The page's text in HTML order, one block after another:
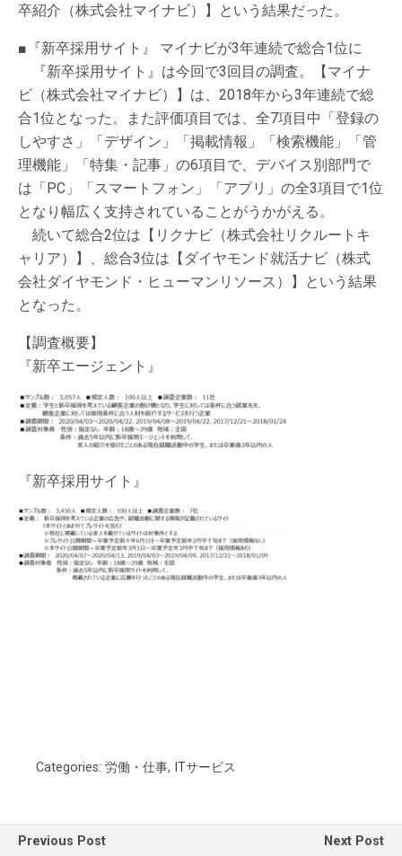
卒紹介（株式会社マイナビ）】という結果だった。
■『新卒採用サイト』 マイナビが3年連続で総合1位に
『新卒採用サイト』は今回で3回目の調査。【マイナ
ビ（株式会社マイナビ）】は、2018年から3年連続で総
合1位となった。また評価項目では、全7項目中「登録の
しやすさ」「デザイン」「掲載情報」「検索機能」「管
理機能」「特集・記事」の6項目で、デバイス別部門で
は「PC」「スマートフォン」「アプリ」の全3項目で1位
となり幅広く支持されていることがうかがえる。
続いて総合2位は【リクナビ（株式会社リクルートキ
ャリア）】、総合3位は【ダイヤモンド就活ナビ（株式
会社ダイヤモンド・ヒューマンリソース）】という結果
となった。
【調査概要】
『新卒エージェント』
『新卒採用サイト』
Categories: 労働・仕事, ITサービス
Previous Post Next Post